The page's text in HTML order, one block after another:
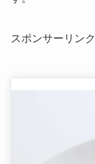
スポンサーリンク